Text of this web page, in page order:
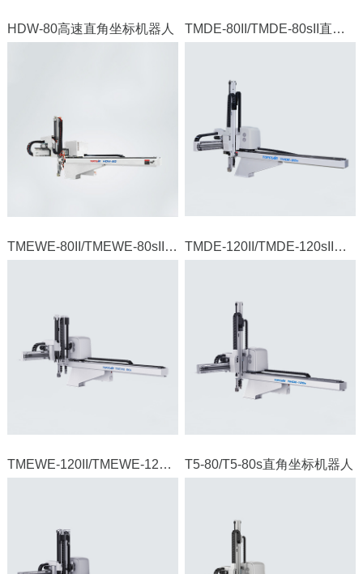
HDW-80高速直角坐标机器人 TMDE-80II/TMDE-80sII直角坐标机器人
TMEWE-80II/TMEWE-80sII直角坐标机器人 TMDE-120II/TMDE-120sII直角坐标机器人
TMEWE-120II/TMEWE-120sII直角坐标机器人 T5-80/T5-80s直角坐标机器人